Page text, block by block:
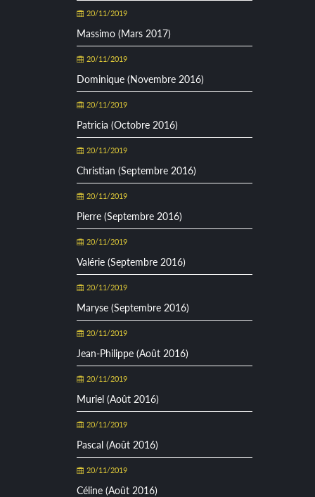
20/11/2019
Massimo (Mars 2017)
20/11/2019
Dominique (Novembre 2016)
20/11/2019
Patricia (Octobre 2016)
20/11/2019
Christian (Septembre 2016)
20/11/2019
Pierre (Septembre 2016)
20/11/2019
Valérie (Septembre 2016)
20/11/2019
Maryse (Septembre 2016)
20/11/2019
Jean-Philippe (Août 2016)
20/11/2019
Muriel (Août 2016)
20/11/2019
Pascal (Août 2016)
20/11/2019
Céline (Août 2016)